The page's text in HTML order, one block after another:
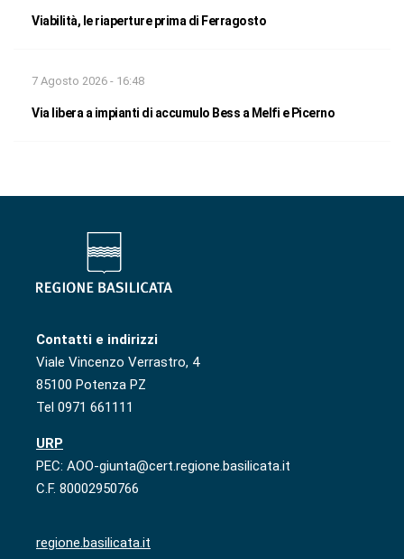
Viabilità, le riaperture prima di Ferragosto
7 Agosto 2026 - 16:48
Via libera a impianti di accumulo Bess a Melfi e Picerno
Contatti e indirizzi
Viale Vincenzo Verrastro, 4
85100 Potenza PZ
Tel 0971 661111
URP
PEC: AOO-giunta@cert.regione.basilicata.it
C.F. 80002950766
regione.basilicata.it